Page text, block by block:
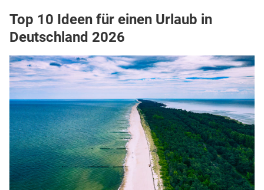
Top 10 Ideen für einen Urlaub in
Deutschland 2026